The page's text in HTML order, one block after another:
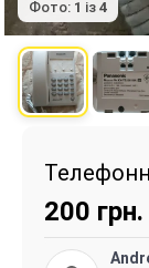
Фото: 1 із 4
200 грн.